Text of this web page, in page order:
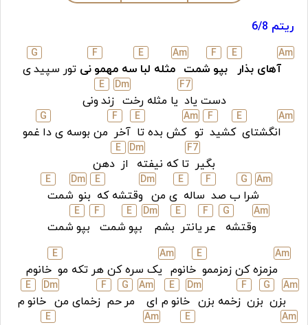
ریتم 6/8
Am
آهای بذار
E
بپو
F
شمت
Am
مثله لبا
E
سه مهمو
F
نی تور سپید
G
ی
دست یاد
F7
یا مثله رخت
Dm
زند
E
ونی
Am
انگشتای
E
کشید
F
تو
Am
کش بده تا
E
آخر
F
من بوسه ی دا
G
غمو
بگیر
F7
تا که نیفته
Dm
از
E
دهن
Am
شرا
G
ب صد
F
ساله
E
ی من
Dm
وقتشه که
E
بنو
Dm
شمت
E
Am
وقتشه
G
عر
F
یانتر
E
بشم
Dm
بپو
E
شمت
F
بپو
E
شمت
Am
مزمزه کن زمزممو
E
خانوم
Am
یک سره کن هر تکه مو
E
خانوم
Am
بزن
G
بزن
F
زخمه بزن
Dm
خانو
E
م ای
Am
مر
G
حم
F
زخمای من
Dm
خانو
E
م
Am
E
Am
E